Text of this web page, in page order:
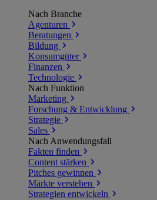
Nach Branche
Agenturen
Beratungen
Bildung
Konsumgüter
Finanzen
Technologie
Nach Funktion
Marketing
Forschung & Entwicklung
Strategie
Sales
Nach Anwendungsfall
Fakten finden
Content stärken
Pitches gewinnen
Märkte verstehen
Strategien entwickeln